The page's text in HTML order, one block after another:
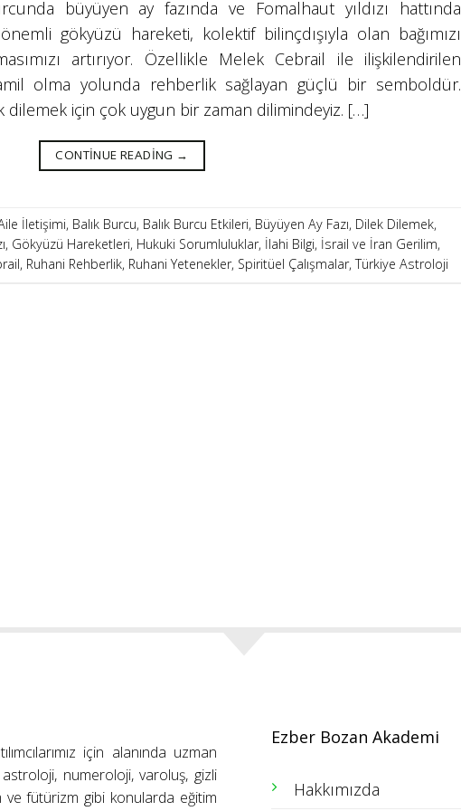
büyüyen ay fazında ve Fomalhaut yıldızı hattında
gökyüzü hareketi, kolektif bilinçdışıyla olan bağımızı
artırıyor. Özellikle Melek Cebrail ile ilişkilendirilen
olma yolunda rehberlik sağlayan güçlü bir semboldür.
dilemek için çok uygun bir zaman dilimindeyiz. […]
CONTINUE READING →
İletişimi, Balık Burcu, Balık Burcu Etkileri, Büyüyen Ay Fazı, Dilek Dilemek,
, Gökyüzü Hareketleri, Hukuki Sorumluluklar, İlahi Bilgi, İsrail ve İran Gerilim,
, Ruhani Rehberlik, Ruhani Yetenekler, Spiritüel Çalışmalar,Türkiye Astroloji
için alanında uzman
numeroloji, varoluş, gizli
fütürizm gibi konularda eğitim
Ezber Bozan Akademi
Hakkımızda